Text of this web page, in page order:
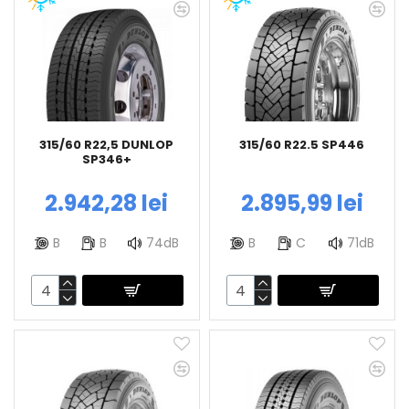
315/60 R22,5 DUNLOP
SP346+
2.942,28 lei
B B 74dB
315/60 R22.5 SP446
2.895,99 lei
B C 71dB